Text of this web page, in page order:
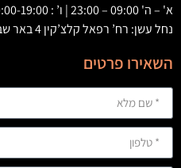
א' – ה' 09:00 – 23:00 | ו’ : 9:00-19:00 | שבת 16:00-23:00
נחל עשן: רח’ רפאל קלצ’קין 4 באר שבע
השאירו פרטים